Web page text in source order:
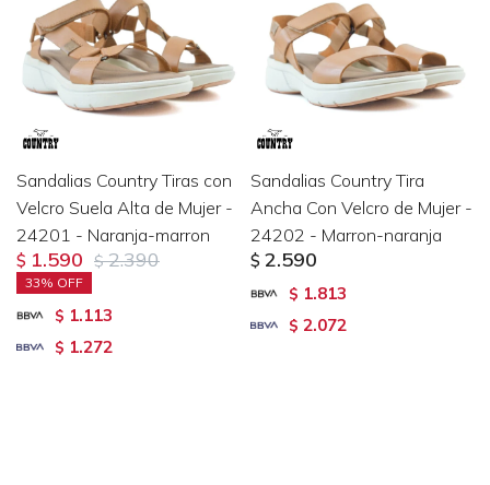
Sandalias Country Tiras con
Velcro Suela Alta de Mujer -
24201 - Naranja-marron
$ 1.590 $ 2.390
33
$ 1.113
$ 1.272
Sandalias Country Tira
Ancha Con Velcro de Mujer -
24202 - Marron-naranja
$ 2.590
$ 1.813
$ 2.072